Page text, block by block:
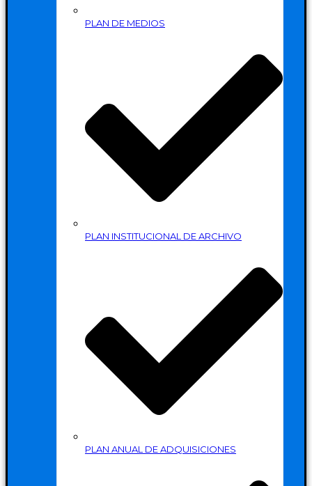
PLAN DE MEDIOS
PLAN INSTITUCIONAL DE ARCHIVO
PLAN ANUAL DE ADQUISICIONES